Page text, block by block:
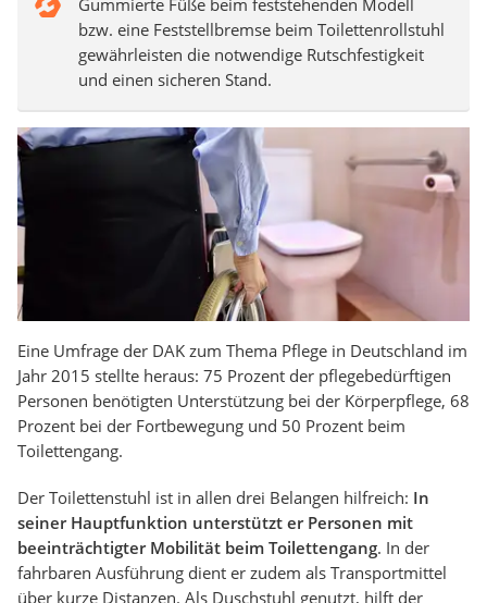
Gummierte Füße beim feststehenden Modell
bzw. eine Feststellbremse beim Toilettenrollstuhl
gewährleisten die notwendige Rutschfestigkeit
und einen sicheren Stand.
Eine Umfrage der DAK zum Thema Pflege in Deutschland im
Jahr 2015 stellte heraus: 75 Prozent der pflegebedürftigen
Personen benötigten Unterstützung bei der Körperpflege, 68
Prozent bei der Fortbewegung und 50 Prozent beim
Toilettengang.
Der Toilettenstuhl ist in allen drei Belangen hilfreich: In
seiner Hauptfunktion unterstützt er Personen mit
beeinträchtigter Mobilität beim Toilettengang. In der
fahrbaren Ausführung dient er zudem als Transportmittel
über kurze Distanzen. Als Duschstuhl genutzt, hilft der